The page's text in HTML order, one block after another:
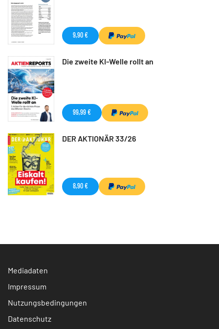
9,90 €
Die zweite KI-Welle rollt an
99,99 €
DER AKTIONÄR 33/26
8,90 €
Mediadaten
Impressum
Nutzungsbedingungen
Datenschutz